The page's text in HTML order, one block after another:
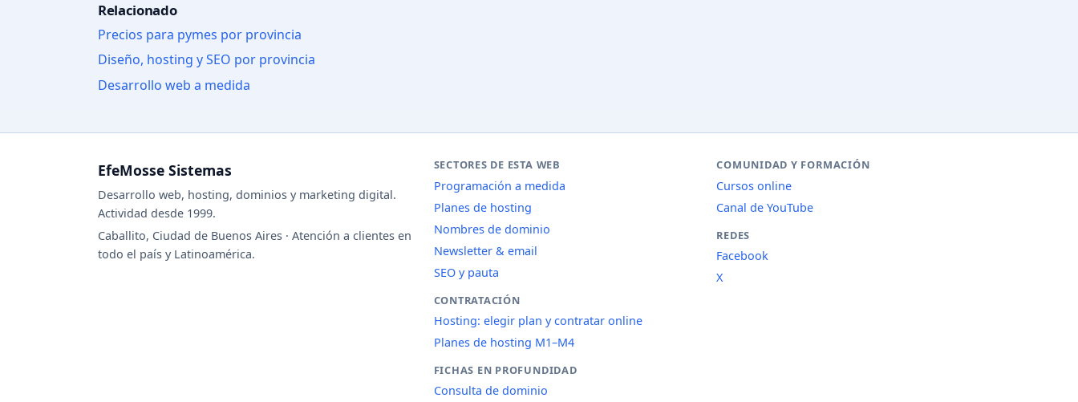
Relacionado
Precios para pymes por provincia
Diseño, hosting y SEO por provincia
Desarrollo web a medida
EfeMosse Sistemas
Desarrollo web, hosting, dominios y marketing digital.
Actividad desde 1999.
Caballito, Ciudad de Buenos Aires · Atención a clientes en
todo el país y Latinoamérica.
SECTORES DE ESTA WEB
Programación a medida
Planes de hosting
Nombres de dominio
Newsletter & email
SEO y pauta
CONTRATACIÓN
Hosting: elegir plan y contratar online
Planes de hosting M1–M4
FICHAS EN PROFUNDIDAD
Consulta de dominio
COMUNIDAD Y FORMACIÓN
Cursos online
Canal de YouTube
REDES
Facebook
X